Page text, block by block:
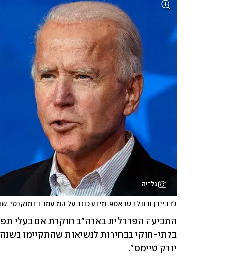
גלריה
ג'ו ביידן ודונלד טראמפ. מידע כוזב על המועמד הדמוקרטי,
יורק טיימס".